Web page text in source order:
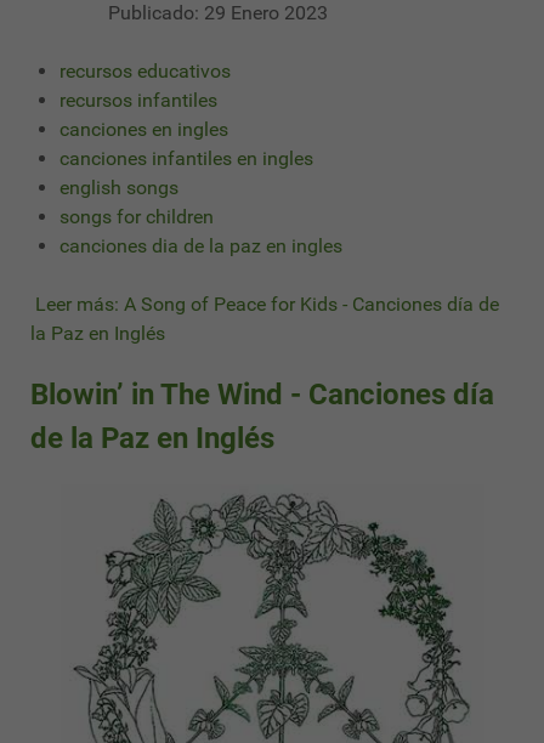
Publicado: 29 Enero 2023
recursos educativos
recursos infantiles
canciones en ingles
canciones infantiles en ingles
english songs
songs for children
canciones dia de la paz en ingles
Leer más: A Song of Peace for Kids - Canciones día de
la Paz en Inglés
Blowin’ in The Wind - Canciones día
de la Paz en Inglés